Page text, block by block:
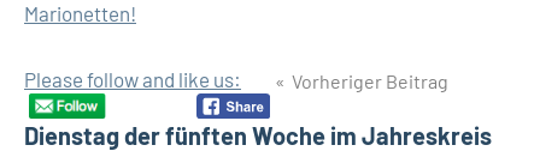
Marionetten!
Please follow and like us:
BeitragsnavigationVorheriger Beitrag
Dienstag der fünften Woche im Jahreskreis